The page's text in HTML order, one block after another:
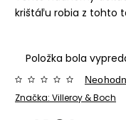
krištáľu robia z tohto
Položka bola
Značka: Villeroy & Boch